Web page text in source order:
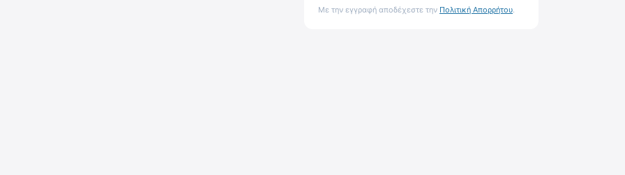
Με την εγγραφή αποδέχεστε την Πολιτική Απορρήτου.